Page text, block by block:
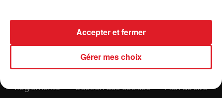
Contacts Mentions Légales
Recrutement
Règlements
Gestion des cookies Plan du site
Gérer mes choix
Accepter et fermer